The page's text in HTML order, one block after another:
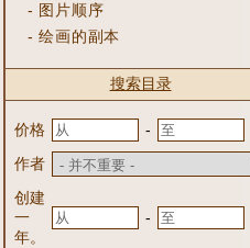
- 图片顺序
-绘画的副本
搜索目录
价格
-
作者
创建
一
年。
-